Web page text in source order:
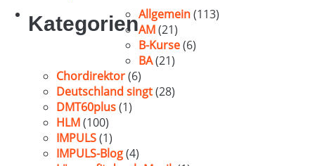
KategorienAllgemein(113)
AM(21)
B-Kurse(6)
BA(21)
Chordirektor(6)
Deutschland singt(28)
DMT60plus(1)
HLM(100)
IMPULS(1)
IMPULS-Blog(4)